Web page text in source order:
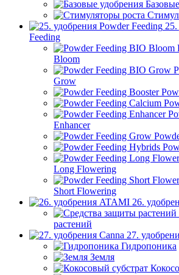
Feeding
Bloom
Grow
Enhancer
Long Flowering
Short Flowering
26.
растений
27.
Гидропоника
Земля